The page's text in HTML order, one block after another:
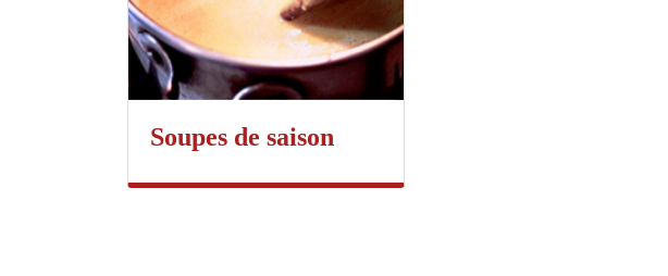
Soupes de saison